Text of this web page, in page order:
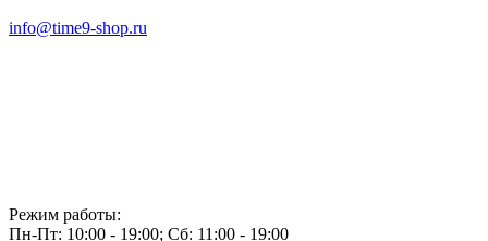
info@time9-shop.ru
Режим работы:
Пн-Пт: 10:00 - 19:00; Сб: 11:00 - 19:00